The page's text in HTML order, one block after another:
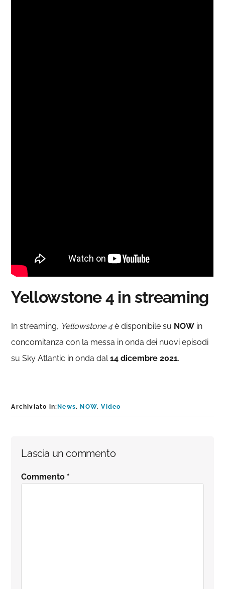
Yellowstone 4 in streaming
In streaming, Yellowstone 4 è disponibile su NOW in
concomitanza con la messa in onda dei nuovi episodi
su Sky Atlantic in onda dal14 dicembre 2021.
Archiviato in: News, NOW,Video
Interazioni
del
Lascia un commento
Commento *